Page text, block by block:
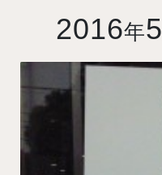
学生生活
就職・デビュー
学校情報
2016年5